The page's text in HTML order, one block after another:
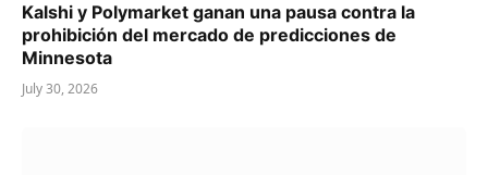
Kalshi y Polymarket ganan una pausa contra la
prohibición del mercado de predicciones de
Minnesota
July 30, 2026